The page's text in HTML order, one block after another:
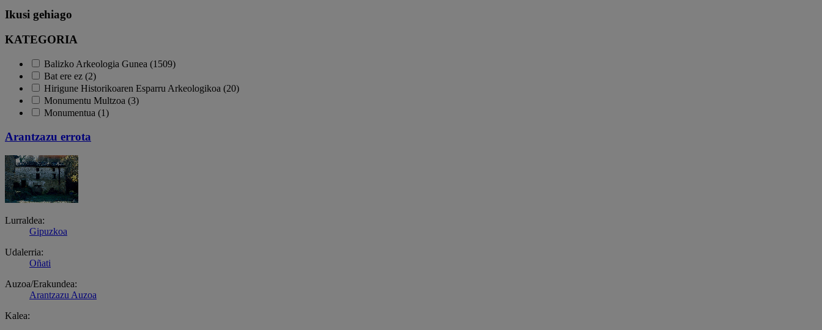
Ikusi gehiago
KATEGORIA
Balizko Arkeologia Gunea (1509)
Bat ere ez (2)
Hirigune Historikoaren Esparru Arkeologikoa (20)
Monumentu Multzoa (3)
Monumentua (1)
Arantzazu errota
Lurraldea:
Gipuzkoa
Udalerria:
Oñati
Auzoa/Erakundea:
Arantzazu Auzoa
Kalea: